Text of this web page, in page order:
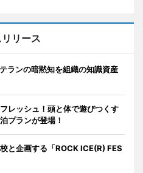
リース
ランの暗黙知を組織の知識資産
レッシュ！頭と体で遊びつくす
プランが登場！
と企画する「ROCK ICE(R) FES